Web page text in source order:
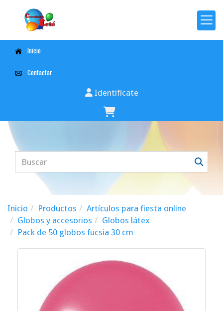
Inicio
Contactar
Identifícate
Inicio Productos
Artículos para fiesta online
Globos y accesorios
Globos látex
Pack de 50 globos fucsia 30 cm